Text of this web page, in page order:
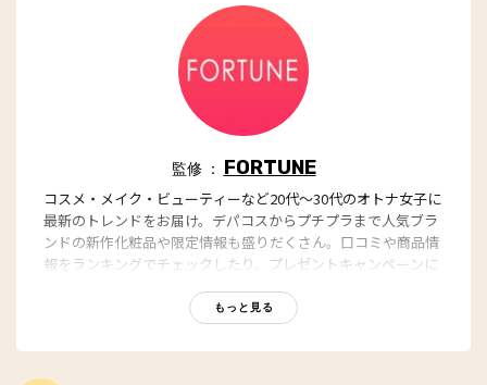
監修 ： FORTUNE
コスメ・メイク・ビューティーなど20代～30代のオトナ女子に
最新のトレンドをお届け。デパコスからプチプラまで人気ブラ
ンドの新作化粧品や限定情報も盛りだくさん。口コミや商品情
報をランキングでチェックしたり、プレゼントキャンペーンに
https://fortune-girl.com/
もっと見る